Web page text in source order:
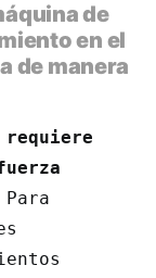
de
en el
de manera
Para